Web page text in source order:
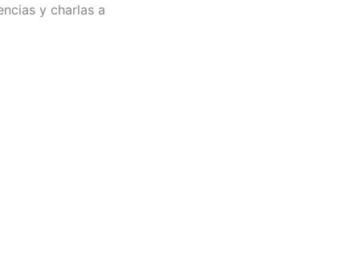
y charlas a